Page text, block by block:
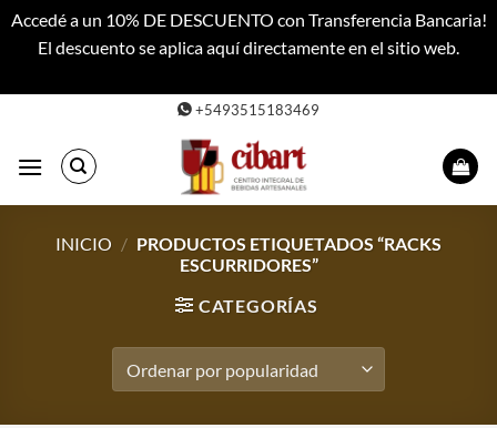
Accedé a un 10% DE DESCUENTO con Transferencia Bancaria!
El descuento se aplica aquí directamente en el sitio web.
contenido
+5493515183469
INICIO / PRODUCTOS ETIQUETADOS “RACKS
ESCURRIDORES”
CATEGORÍAS